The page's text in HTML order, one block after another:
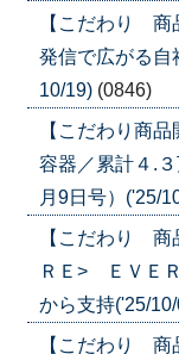
【こだわり
発信で広がる自
10/19) (0846)
【こだわり商
容器／累計４.
月9日号）('25/
【こだわり
ＲＥ> ＥＶＥ
から支持('25/
【こだわり 商